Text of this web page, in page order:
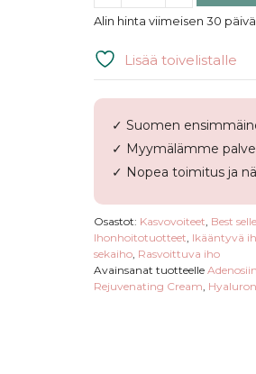
Reju-
|
Advanced
Cream
määrä
Alin hinta viimeisen 30
Lisää toivelistalle
✓ Suomen
✓ Myymälämme
✓ Nopea toimitus ja
Osastot: Kasvovoiteet Best
Ihonhoitotuotteet Ikääntyvä
sekaiho, Rasvoittuva iho
Avainsanat tuotteelle
Rejuvenating Cream